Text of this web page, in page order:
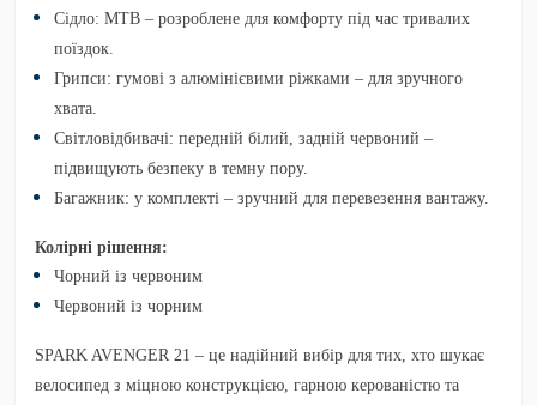
Сідло: MTB – розроблене для комфорту під час тривалих
поїздок.
Грипси: гумові з алюмінієвими ріжками – для зручного
хвата.
Світловідбивачі: передній білий, задній червоний –
підвищують безпеку в темну пору.
Багажник: у комплекті – зручний для перевезення вантажу.
Колірні рішення:
Чорний із червоним
Червоний із чорним
SPARK AVENGER 21 – це надійний вибір для тих, хто шукає
велосипед з міцною конструкцією, гарною керованістю та